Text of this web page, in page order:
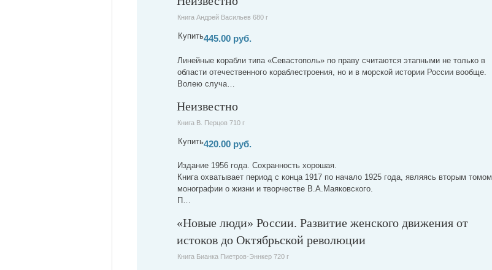
Книга Андрей Васильев 680 г
Купить445.00 руб.
Линейные корабли типа «Севастополь» по праву считаются этапными не только в
области отечественного кораблестроения, но и в морской истории России вообще.
Волею случа…
Неизвестно
Книга В. Перцов 710 г
Купить420.00 руб.
Издание 1956 года. Сохранность хорошая.
Книга охватывает период с конца 1917 по начало 1925 года, являясь вторым томом
монографии о жизни и творчестве В.А.Маяковского.
П…
«Новые люди» России. Развитие женского движения от
истоков до Октябрьской революции
Книга Бианка Пиетров-Эннкер 720 г